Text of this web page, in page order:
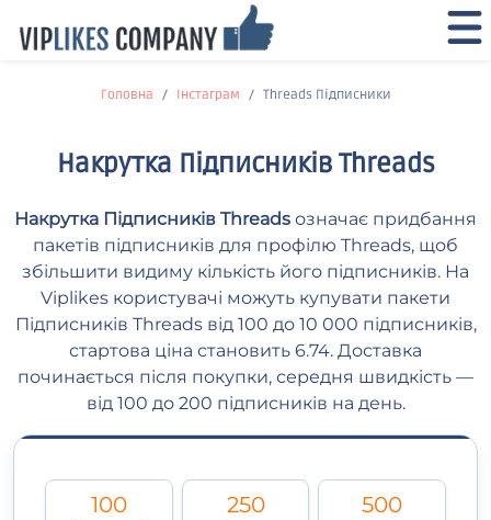
Головна Інстаграм Threads Підписники
Накрутка Підписників Threads
Накрутка Підписників Threads означає придбання
пакетів підписників для профілю Threads, щоб
збільшити видиму кількість його підписників. На
Viplikes користувачі можуть купувати пакети
Підписників Threads від 100 до 10 000 підписників,
стартова ціна становить 6.74. Доставка
починається після покупки, середня швидкість —
від 100 до 200 підписників на день.
100
250
500